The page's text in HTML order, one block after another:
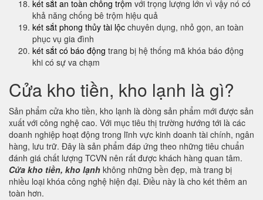
két sắt an toàn chông trộm với trọng lượng lớn vì vậy nó có
khả năng chống bê trộm hiệu quả
két sắt phong thủy tài lộc chuyên dụng, nhỏ gọn, an toàn
phục vụ gia đình
két sắt có báo động trang bị hệ thống mã khóa báo động
khi có sự va chạm
Cửa kho tiền, kho lạnh là gì?
Sản phẩm cửa kho tiền, kho lạnh là dòng sản phẩm mới được sản
xuất với công nghệ cao. Với mục tiêu thị trường hướng tới là các
doanh nghiệp hoạt động trong lĩnh vực kinh doanh tài chính, ngân
hàng, lưu trữ. Đây là sản phẩm đáp ứng theo những tiêu chuẩn
đánh giá chất lượng TCVN nên rất được khách hàng quan tâm.
Cửa kho tiền, kho lạnh không những bền đẹp, mà trang bị
nhiều loại khóa công nghệ hiện đại. Điều này là cho két thêm an
toàn hơn.